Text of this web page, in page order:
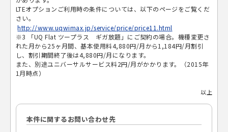
LTEオプションご利用時の条件については、以下のページをご覧くだ
さい。
http://www.uqwimax.jp/service/price/price11.html
※3 「UQ Flat ツープラス ギガ放題」にご契約の場合。機種変更さ
れた月から25ヶ月間、基本使用料4,880円/月から1,184円/月割引
し、割引期間終了後は4,880円/月になります。
また、別途ユニバーサルサービス料2円/月がかかります。（2015年
1月時点）
以上
本件に関するお問い合わせ先